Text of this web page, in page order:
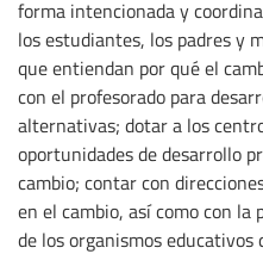
forma intencionada y
los estudiantes, los padres y
que entiendan por qué el
con el profesorado para
alternativas; dotar a los
oportunidades de desarrollo
cambio; contar con
en el cambio, así como con
de los organismos educativos